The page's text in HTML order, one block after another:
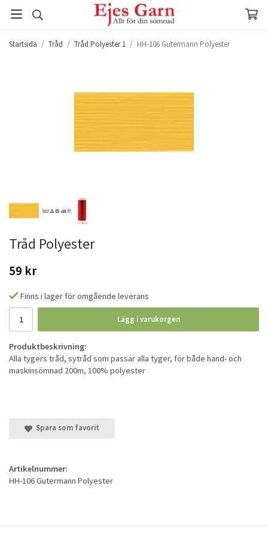
Startsida / Tråd / Tråd Polyester 1 / HH-106 Gutermann Polyester
Tråd Polyester
59 kr
Finns i lager för omgående leverans
Lägg i varukorgen
Produktbeskrivning:
Alla tygers tråd, sytråd som passar alla tyger, för både hand- och
maskinsömnad 200m, 100% polyester
Spara som favorit
Artikelnummer:
HH-106 Gutermann Polyester